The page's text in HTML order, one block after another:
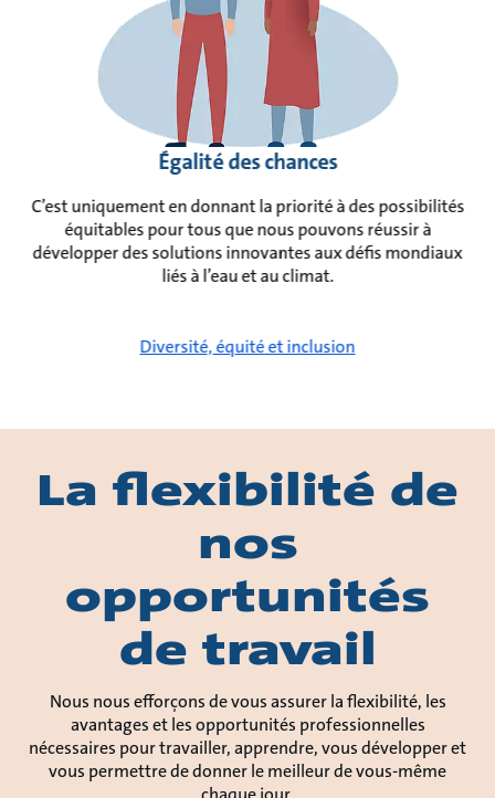
Égalité des chances
C’est uniquement en donnant la priorité à des possibilités
équitables pour tous que nous pouvons réussir à
développer des solutions innovantes aux défis mondiaux
liés à l’eau et au climat.
Diversité, équité et inclusion
La flexibilité de
nos
opportunités
de travail
Nous nous efforçons de vous assurer la flexibilité, les
avantages et les opportunités professionnelles
nécessaires pour travailler, apprendre, vous développer et
vous permettre de donner le meilleur de vous-même